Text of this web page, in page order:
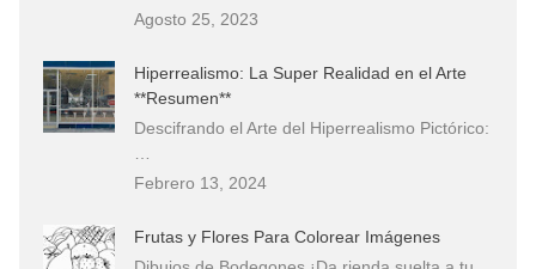
Agosto 25, 2023
Hiperrealismo: La Super Realidad en el Arte
**Resumen**
Descifrando el Arte del Hiperrealismo Pictórico:
Febrero 13, 2024
Frutas y Flores Para Colorear Imágenes